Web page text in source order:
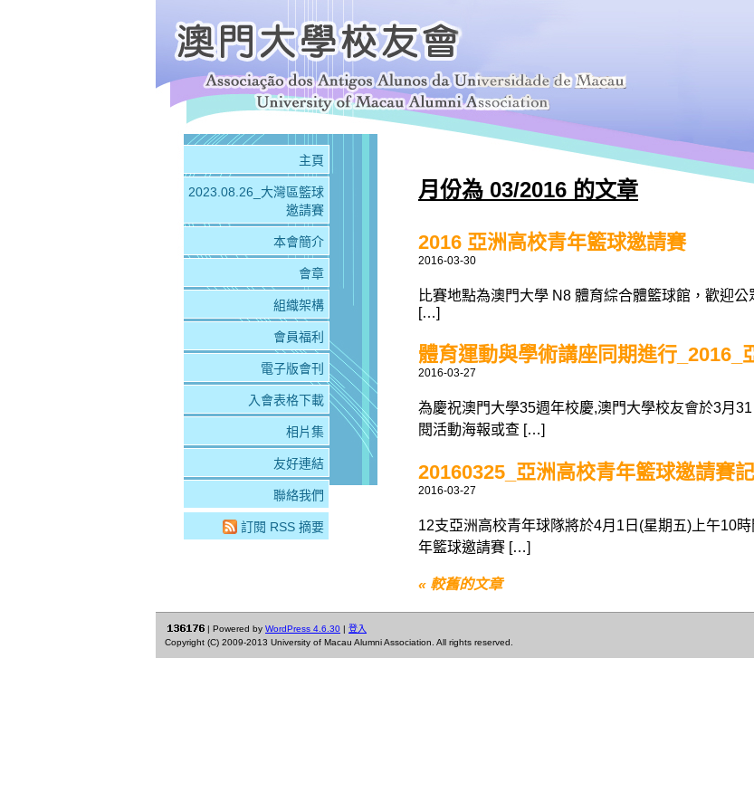
月份為 03/2016 的文章
2016 亞洲高校青年籃球邀請賽
2016-03-30
比賽地點為澳門大學 N8 體育綜合體籃球館，歡迎
[…]
體育運動與學術講座同期進行
2016-03-27
為慶祝澳門大學35週年校慶,澳門大學校友會於3月
閱活動海報或查 […]
20160325_亞洲高校青年籃球邀請賽
2016-03-27
12支亞洲高校青年球隊將於4月1日(星期五)上午10
年籃球邀請賽 […]
« 較舊的文章
主頁
2023.08.26_大灣區籃球
邀請賽
本會簡介
會章
組織架構
會員福利
電子版會刊
入會表格下載
相片集
友好連結
聯絡我們
訂閱 RSS 摘要
| Powered by WordPress 4.6.30
登入
Copyright (C) 2009-2013 University of Macau Alumni Association. All rights reserved.